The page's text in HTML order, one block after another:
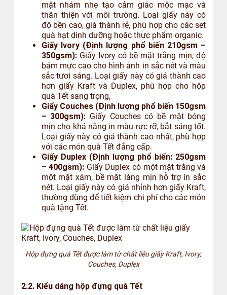
mặt nhám nhẹ tạo cảm giác mộc mạc và
thân thiện với môi trường. Loại giấy này có
độ bền cao, giá thành rẻ, phù hợp cho các set
quà hạt dinh dưỡng hoặc thực phẩm organic.
Giấy Ivory (Định lượng phổ biến 210gsm –
350gsm):Giấy Ivory có bề mặt trắng mịn, độ
bám mực cao cho hình ảnh in sắc nét và màu
sắc tươi sáng. Loại giấy này có giá thành cao
hơn giấy Kraft và Duplex, phù hợp cho hộp
quà Tết sang trọng,
Giấy Couches (Định lượng phổ biến 150gsm
– 300gsm): Giấy Couches có bề mặt bóng
mịn cho khả năng in màu rực rỡ, bắt sáng tốt.
Loại giấy này có giá thành cao nhất, phù hợp
với các món quà Tết đẳng cấp.
Giấy Duplex (Định lượng phổ biến: 250gsm
– 400gsm): Giấy Duplex có một mặt trắng và
một mặt xám, bề mặt láng mịn hỗ trợ in sắc
nét. Loại giấy này có giá nhỉnh hơn giấy Kraft,
thường dùng để tiết kiệm chi phí cho các món
quà tặng Tết.
Hộp đựng quà Tết được làm từ chất liệu giấy Kraft, Ivory,
Couches, Duplex
2.2. Kiểu dáng hộp đựng quà Tết